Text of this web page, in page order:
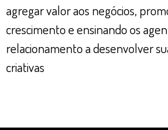
agregar valor aos negócios,
crescimento e ensinando os
relacionamento a desenvolver
criativas